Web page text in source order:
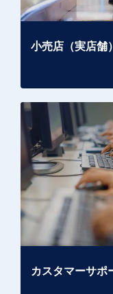
小売店（実店舗）
カスタマーサポ